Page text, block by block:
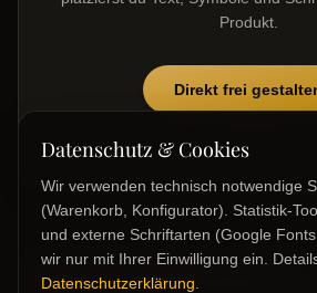
Produkt.
Direkt frei
Schritt 1 ueberspringen und direkt mit
beginnen.
Hersteller & Sicherheitshinweise
Datenschutz & Cookies
Wir verwenden technisch notwendige
(Warenkorb, Konfigurator). Statistik-
und externe Schriftarten (Google
wir nur mit Ihrer Einwilligung ein.
Datenschutzerklärung